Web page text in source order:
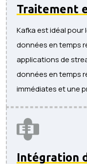
Traitement
Kafka est idéal
données en temps
applications de
données en temps
immédiates et une
Intégration